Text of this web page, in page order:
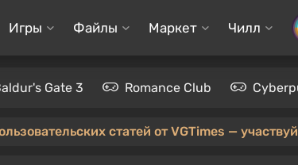
Игры Файлы Маркет Чилл
Gate 3 Romance Club
статей от VGTimes —